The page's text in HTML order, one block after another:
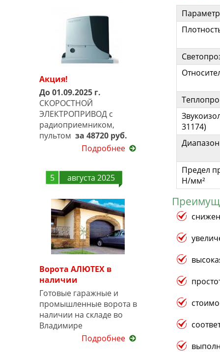
Акция!
До 01.09.2025 г.
СКОРОСТНОЙ
ЭЛЕКТРОПРИВОД с
радиоприемником,
пультом за 48720 руб.
Подробнее
5 августа 2025
Ворота АЛЮТЕХ в
наличии
Готовые гаражные и
промышленные ворота в
наличии на складе во
Владимире
Подробнее
Параметр
31174)
Предел
Н/мм²